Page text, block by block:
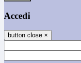
Accedi
button close ×